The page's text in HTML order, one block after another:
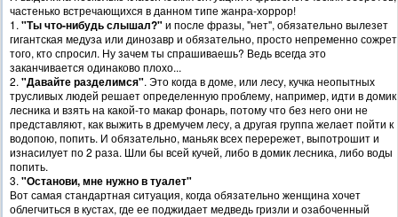
частенько встречающихся в данном типе жанра-хоррор!
1."Ты что-нибудь слышал?" и после фразы, "нет", обязательно вылезет
гигантская медуза или динозавр и обязательно, просто непременно сожрет
того, кто спросил. Ну зачем ты спрашиваешь? Ведь всегда это
заканчивается одинаково плохо...
2."Давайте разделимся". Это когда в доме, или лесу, кучка неопытных
трусливых людей решает определенную проблему, например, идти в домик
лесника и взять на какой-то макар фонарь, потому что без него они не
представляют, как выжить в дремучем лесу, а другая группа желает пойти к
водопою, попить. И обязательно, маньяк всех перережет, выпотрошит и
изнасилует по 2 раза. Шли бы всей кучей, либо в домик лесника, либо воды
попить.
3."Останови, мне нужно в туалет"
Вот самая стандартная ситуация, когда обязательно женщина хочет
облегчиться в кустах, где ее поджидает медведь гризли и озабоченный